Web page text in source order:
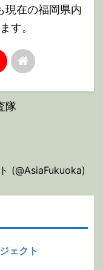
現在の福岡県内
す。
隊
(@AsiaFukuoka)
ェクト